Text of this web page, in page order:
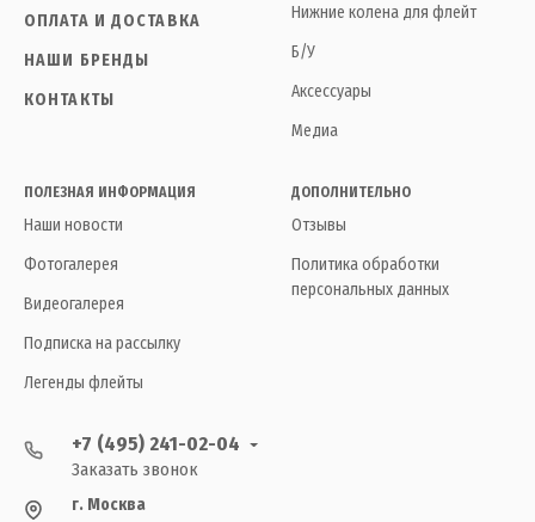
ОПЛАТА И ДОСТАВКА
НАШИ БРЕНДЫ
КОНТАКТЫ
Нижние колена для флейт
Б/У
Аксессуары
Медиа
ПОЛЕЗНАЯ ИНФОРМАЦИЯ
Наши новости
Фотогалерея
Видеогалерея
Подписка на рассылку
Легенды флейты
ДОПОЛНИТЕЛЬНО
Отзывы
Политика обработки
персональных данных
+7 (495) 241-02-04
Заказать звонок
г. Москва